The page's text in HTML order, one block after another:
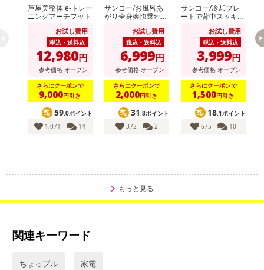
芦屋美整体 e-トレー
ニングアーチフット
お試し費用
税込・送料込
12,980円
参考価格 オープン
さらにクーポンで
9,000円引き
59.0ポイント
1,071
14
サンコー/お風呂あ
がり全身爽快乗れる
2」(濡れたままOK/
のるだけでON/耐荷
重120kg)/MATFAN
HWH
お試し費用
税込・送料込
6,999円
参考価格 オープン
さらにクーポンで
2,000円引き
31.8ポイント
372
2
サンコー/冷却プレ
ートで背中スッキリ
ル」 (冷却プレート
&送風のW冷却/吸気
口/男女兼用)/SENA
CLSWH
お試し費用
税込・送料込
3,999円
参考価格 オープン
さらにクーポンで
1,500円引き
18.1ポイント
675
10
もっと見る
関連キーワード
ちょっプル 家電